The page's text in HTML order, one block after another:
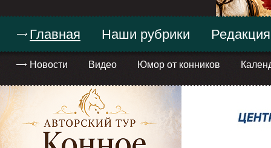
Главная
Новости Видео Юмор от конников
Наши рубрики Редакция